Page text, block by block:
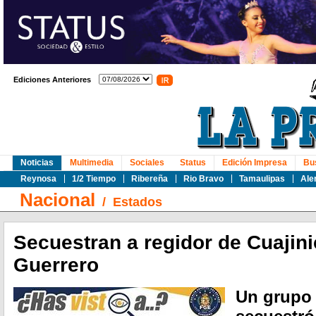
Ediciones Anteriores
Noticias
Reynosa
1/2 Tiempo Ribereña Rio Bravo Tamaulipas
Multimedia Sociales Status Edición Impresa
Nacional / Estados
Secuestran a regidor de
Guerrero
Un grupo